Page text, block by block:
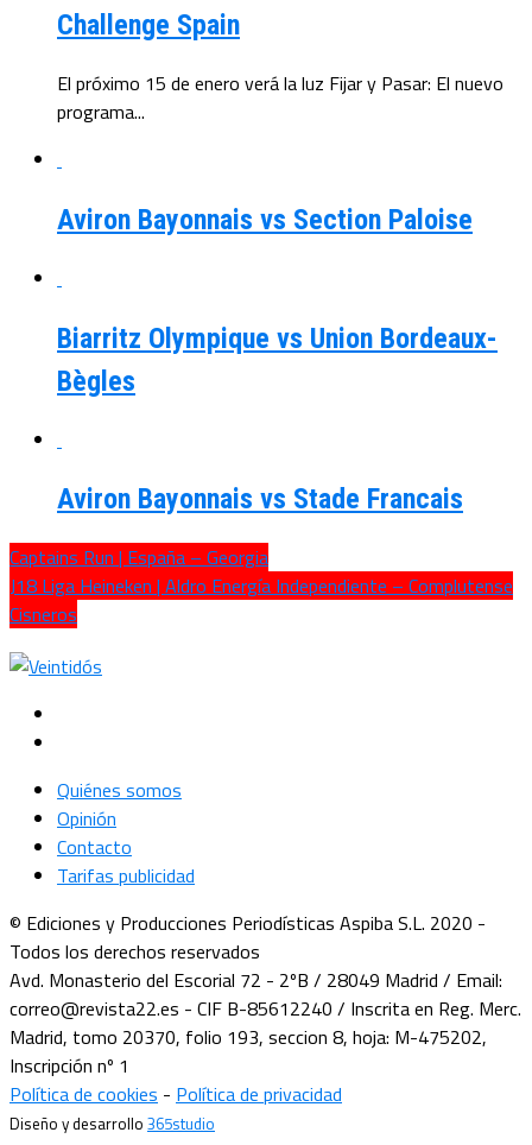
Challenge Spain
El próximo 15 de enero verá la luz Fijar y Pasar: El nuevo
programa...
Aviron Bayonnais vs Section Paloise
Biarritz Olympique vs Union Bordeaux-
Bègles
Aviron Bayonnais vs Stade Francais
Captains Run | España – Georgia
J18 Liga Heineken | Aldro Energía Independiente – Complutense
Cisneros
Quiénes somos
Opinión
Contacto
Tarifas publicidad
© Ediciones y Producciones Periodísticas Aspiba S.L. 2020 -
Todos los derechos reservados
Avd. Monasterio del Escorial 72 - 2ºB / 28049 Madrid / Email:
correo@revista22.es - CIF B-85612240 / Inscrita en Reg. Merc.
Madrid, tomo 20370, folio 193, seccion 8, hoja: M-475202,
Inscripción nº 1
Política de cookies - Política de privacidad
Diseño y desarrollo 365studio